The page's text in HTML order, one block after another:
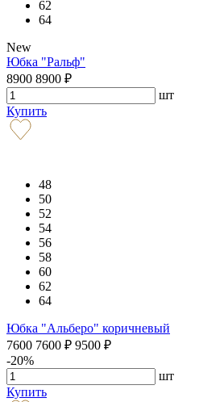
62
64
New
Юбка "Ральф"
8900 8900 ₽
шт
Купить
48
50
52
54
56
58
60
62
64
Юбка "Альберо" коричневый
7600 7600 ₽ 9500 ₽
-20%
шт
Купить